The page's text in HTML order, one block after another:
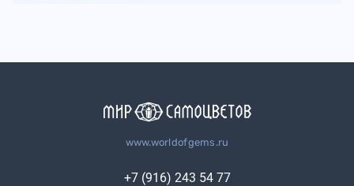
www.worldofgems.ru
+7 (916) 243 54 77